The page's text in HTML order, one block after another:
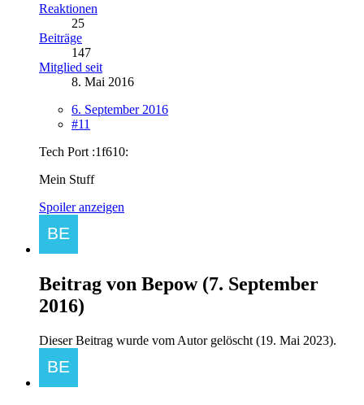
Reaktionen
25
Beiträge
147
Mitglied seit
8. Mai 2016
6. September 2016
#11
Tech Port :1f610:
Mein Stuff
Spoiler anzeigen
Beitrag von Bepow(7. September
2016)
Dieser Beitrag wurde vom Autor gelöscht (19. Mai 2023).